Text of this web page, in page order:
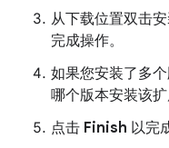
从下载位置双击
完成操作。
如果您安装了多
哪个版本安装该扩
点击 Finish 以完